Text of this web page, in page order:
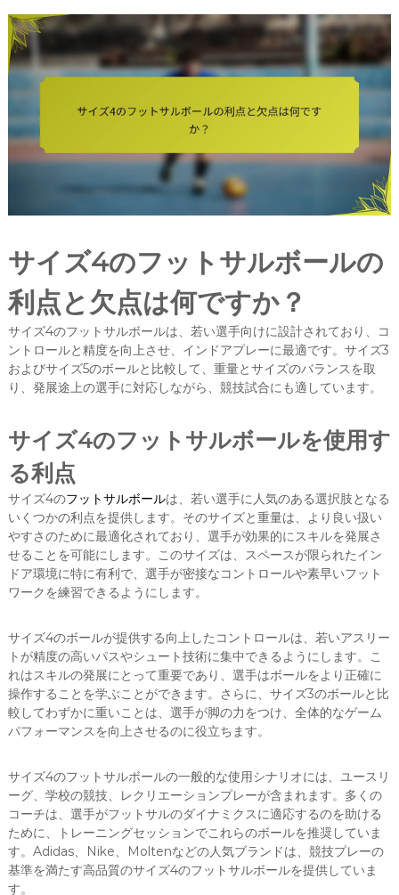
サイズ4のフットサルボールの
利点と欠点は何ですか？
サイズ4のフットサルボールは、若い選手向けに設計されており、コ
ントロールと精度を向上させ、インドアプレーに最適です。サイズ3
およびサイズ5のボールと比較して、重量とサイズのバランスを取
り、発展途上の選手に対応しながら、競技試合にも適しています。
サイズ4のフットサルボールを使用す
る利点
サイズ4のフットサルボールは、若い選手に人気のある選択肢となる
いくつかの利点を提供します。そのサイズと重量は、より良い扱い
やすさのために最適化されており、選手が効果的にスキルを発展さ
せることを可能にします。このサイズは、スペースが限られたイン
ドア環境に特に有利で、選手が密接なコントロールや素早いフット
ワークを練習できるようにします。
サイズ4のボールが提供する向上したコントロールは、若いアスリー
トが精度の高いパスやシュート技術に集中できるようにします。こ
れはスキルの発展にとって重要であり、選手はボールをより正確に
操作することを学ぶことができます。さらに、サイズ3のボールと比
較してわずかに重いことは、選手が脚の力をつけ、全体的なゲーム
パフォーマンスを向上させるのに役立ちます。
サイズ4のフットサルボールの一般的な使用シナリオには、ユースリ
ーグ、学校の競技、レクリエーションプレーが含まれます。多くの
コーチは、選手がフットサルのダイナミクスに適応するのを助ける
ために、トレーニングセッションでこれらのボールを推奨していま
す。Adidas、Nike、Moltenなどの人気ブランドは、競技プレーの
基準を満たす高品質のサイズ4のフットサルボールを提供していま
す。